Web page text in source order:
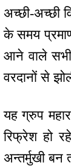
अच्छी-अच्छी
के समय
आने वाले
वरदानों से
यह ग्रुप
रिफ्रेश हो
अन्तर्मुखी बन